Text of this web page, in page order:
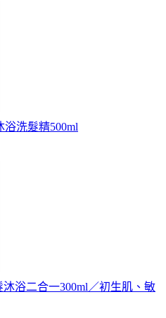
浴洗髮精500ml
沐浴二合一300ml／初生肌、敏